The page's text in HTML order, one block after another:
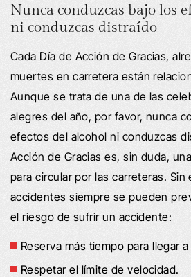
Nunca conduzcas bajo los
ni conduzcas distraído
Cada Día de Acción de Gracias,
muertes en carretera están
Aunque se trata de una de las
alegres del año, por favor, nunca
efectos del alcohol ni conduzcas
Acción de Gracias es, sin duda,
para circular por las carreteras. Sin
accidentes siempre se pueden
el riesgo de sufrir un accidente:
Reserva más tiempo para llegar
Respetar el límite de velocidad.